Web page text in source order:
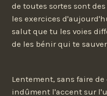
de toutes sortes sont
les exercices
salut que tu les voies
de les bénir qui te
Lentement, sans faire
indûment l'accent sur